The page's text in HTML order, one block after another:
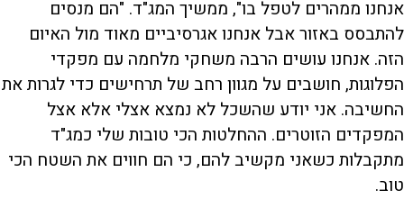
אנחנו ממהרים לטפל בו", ממשיך המג"ד. "הם מנסים
להתבסס באזור אבל אנחנו אגרסיביים מאוד מול האיום
הזה. אנחנו עושים הרבה משחקי מלחמה עם מפקדי
הפלוגות, חושבים על מגוון רחב של תרחישים כדי לגרות את
החשיבה. אני יודע שהשכל לא נמצא אצלי אלא אצל
המפקדים הזוטרים. ההחלטות הכי טובות שלי כמג"ד
מתקבלות כשאני מקשיב להם, כי הם חווים את השטח הכי
טוב.